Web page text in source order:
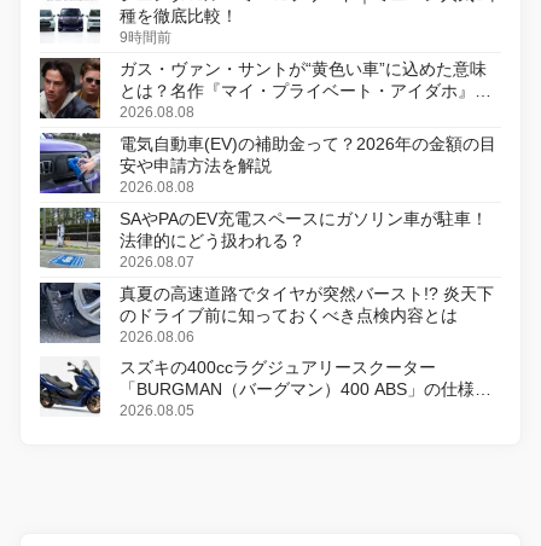
種を徹底比較！
9時間前
ガス・ヴァン・サントが“黄色い車”に込めた意味
とは？名作『マイ・プライベート・アイダホ』が
初のデジタルリマスター版で復活
2026.08.08
電気自動車(EV)の補助金って？2026年の金額の目
安や申請方法を解説
2026.08.08
SAやPAのEV充電スペースにガソリン車が駐車！
法律的にどう扱われる？
2026.08.07
真夏の高速道路でタイヤが突然バースト!? 炎天下
のドライブ前に知っておくべき点検内容とは
2026.08.06
スズキの400ccラグジュアリースクーター
「BURGMAN（バーグマン）400 ABS」の仕様を
変更し、8月18日に発売
2026.08.05